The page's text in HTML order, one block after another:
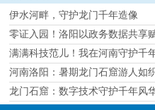
伊水河畔，守护龙门千年造像
零证入园！洛阳以政务数据共享
满满科技范儿！我在河南守护千
河南洛阳：暑期龙门石窟游人如
龙门石窟：数字技术守护千年风